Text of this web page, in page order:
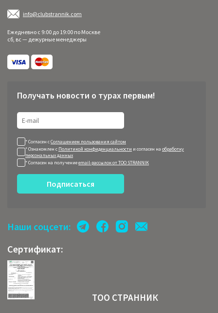
info@clubstrannik.com
Ежедневно с 9:00 до 19:00 по Москве
сб, вс — дежурные менеджеры
Получать новости о турах первым!
* Согласен сСоглашением пользования сайтом
* Ознакомлен с Политикой конфиденциальности и согласен на обработку
персональных данных
* Согласен на получениеemail-рассылок от ТОО STRANNIK
Подписаться
Наши соцсети:
Сертификат:
ТОО СТРАННИК